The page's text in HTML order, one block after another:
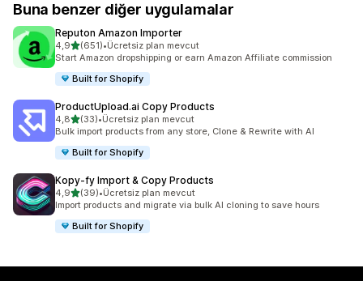
Buna benzer diğer uygulamalar
Reputon Amazon Importer
4,95 yıldız üzerinden
(651)
toplam 651 değerlendirme
•Ücretsiz plan mevcut
Start Amazon dropshipping or earn Amazon Affiliate commission
Built for Shopify
ProductUpload.ai Copy Products
4,85 yıldız üzerinden
(33)
toplam 33 değerlendirme
•Ücretsiz plan mevcut
Bulk import products from any store, Clone & Rewrite with AI
Built for Shopify
Kopy‑fy Import & Copy Products
4,95 yıldız üzerinden
(39)
toplam 39 değerlendirme
•Ücretsiz plan mevcut
Import products and migrate via bulk AI cloning to save hours
Built for Shopify